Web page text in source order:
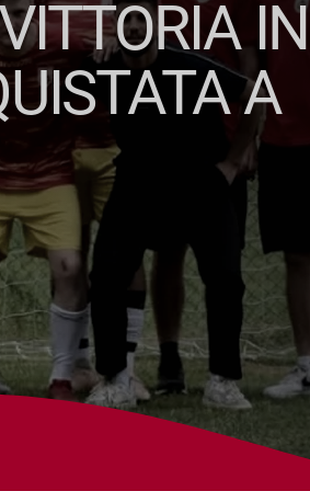
IN
A